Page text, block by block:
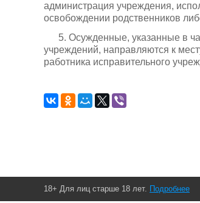
администрация учреждения,
освобождении родственников
5. Осужденные, указанные в
учреждений, направляются к
работника исправительного
18+ Для лиц старше 18 лет. Подробнее